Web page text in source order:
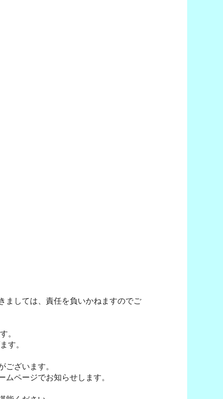
ましては、責任を負いかねますのでご
。
す。
ございます。
ページでお知らせします。